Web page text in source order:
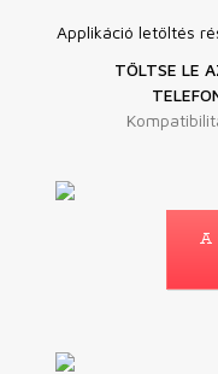
Applikáció letöltés
TÖLTSE LE
A